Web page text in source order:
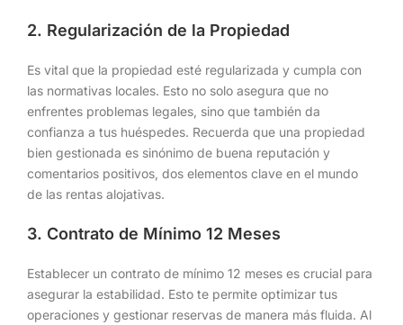
2. Regularización de la Propiedad
Es vital que la propiedad esté regularizada y cumpla con
las normativas locales. Esto no solo asegura que no
enfrentes problemas legales, sino que también da
confianza a tus huéspedes. Recuerda que una propiedad
bien gestionada es sinónimo de buena reputación y
comentarios positivos, dos elementos clave en el mundo
de las rentas alojativas.
3. Contrato de Mínimo 12 Meses
Establecer un contrato de mínimo 12 meses es crucial para
asegurar la estabilidad. Esto te permite optimizar tus
operaciones y gestionar reservas de manera más fluida. Al